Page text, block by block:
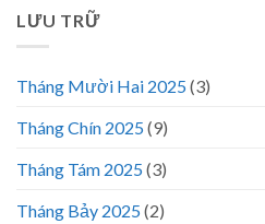
LƯU TRỮ
Tháng Mười Hai 2025(3)
Tháng Chín 2025(9)
Tháng Tám 2025(3)
Tháng Bảy 2025(2)